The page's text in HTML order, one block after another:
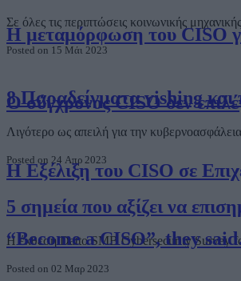
Η μεταμόρφωση του CISO
Ο σύγχρονος CISO δεν
Η Εξέλιξη του CISO σε
“Become a CISO”, they
Σε όλες τις περιπτώσεις κοινωνικής
Posted on 15 Μάι 2023
8 Παραδείγματα vishing και
Λιγότερο ως απειλή για την
Posted on 24 Απρ 2023
5 σημεία που αξίζει να
Η έκθεση Datto SMB Cybersecurity Survey for
Posted on 02 Μαρ 2023